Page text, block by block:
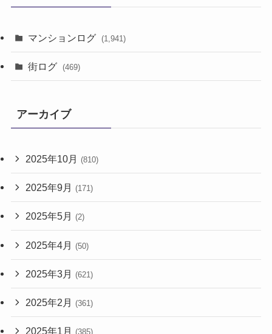
マンションログ (1,941)
街ログ (469)
アーカイブ
2025年10月 (810)
2025年9月 (171)
2025年5月 (2)
2025年4月 (50)
2025年3月 (621)
2025年2月 (361)
2025年1月 (385)